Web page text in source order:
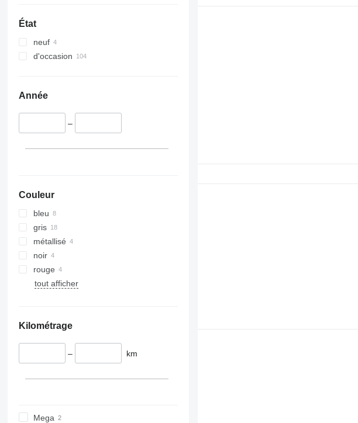
État
neuf
d'occasion
Année
–
Couleur
bleu
gris
métallisé
noir
rouge
tout afficher
Kilométrage
– km
Mega